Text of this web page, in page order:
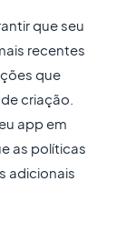
que seu
recentes
que
criação.
app em
as políticas
adicionais